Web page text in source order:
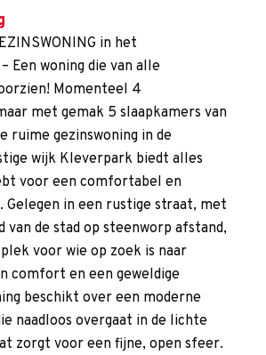
in het
Een woning die van alle
Momenteel 4
met gemak 5 slaapkamers van
ruime gezinswoning in de
wijk Kleverpark biedt alles
voor een comfortabel en
Gelegen in een rustige straat, met
van de stad op steenworp afstand,
voor wie op zoek is naar
comfort en een geweldige
beschikt over een moderne
naadloos overgaat in de lichte
zorgt voor een fijne, open sfeer.